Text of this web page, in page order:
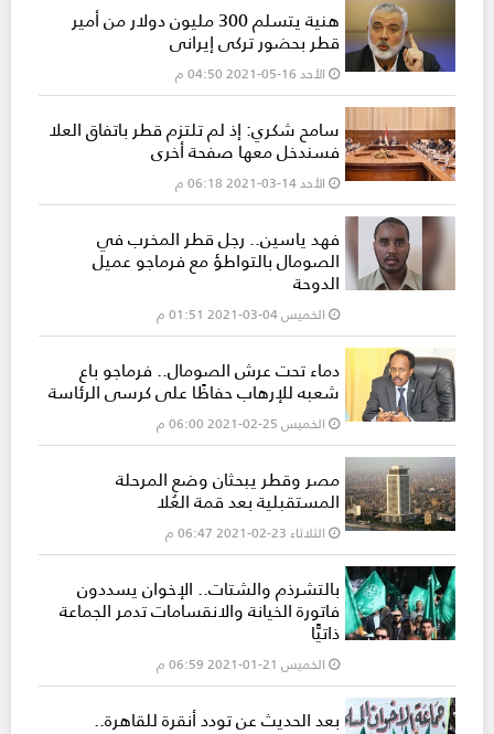
هنية يتسلم 300 مليون دولار من أمير
قطر بحضور تركي إيراني
الأحد 16-05-2021 04:50 م
سامح شكري: إذ لم تلتزم قطر باتفاق العلا
فسندخل معها صفحة أخرى
الأحد 14-03-2021 06:18 م
فهد ياسين.. رجل قطر المخرب في
الصومال بالتواطؤ مع فرماجو عميل
الدوحة
الخميس 04-03-2021 01:51 م
دماء تحت عرش الصومال.. فرماجو باع
شعبه للإرهاب حفاظًا على كرسي الرئاسة
الخميس 25-02-2021 06:00 م
مصر وقطر يبحثان وضع المرحلة
المستقبلية بعد قمة العُلا
الثلاثاء 23-02-2021 06:47 م
بالتشرذم والشتات.. الإخوان يسددون
فاتورة الخيانة والانقسامات تدمر الجماعة
ذاتيًّا
الخميس 21-01-2021 06:59 م
بعد الحديث عن تودد أنقرة للقاهرة..